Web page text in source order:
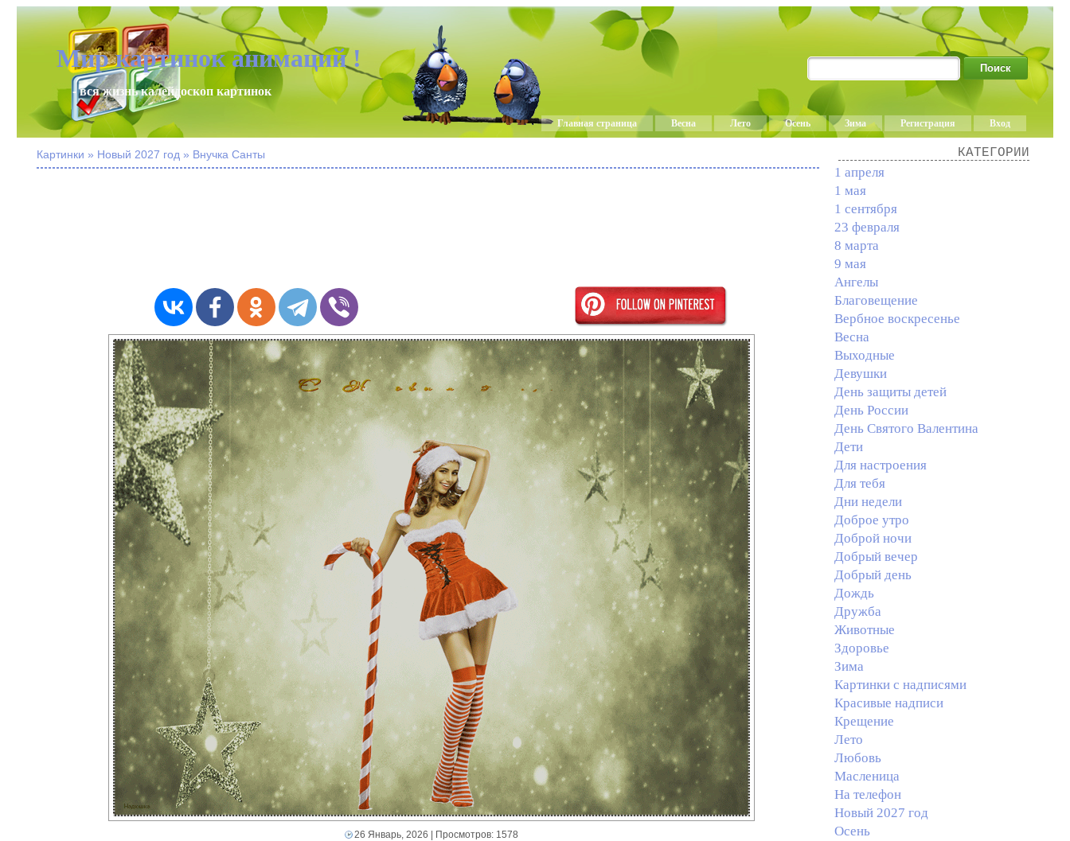
Мир картинок анимаций !
- вся жизнь калейдоскоп картинок
Главная страница Весна Лето Осень Зима Регистрация Вход
Картинки » Новый 2027 год » Внучка Санты
26 Январь, 2026 | Просмотров: 1578
КАТЕГОРИИ
1 апреля
1 мая
1 сентября
23 февраля
8 марта
9 мая
Ангелы
Благовещение
Вербное воскресенье
Весна
Выходные
Девушки
День защиты детей
День России
День Святого Валентина
Дети
Для настроения
Для тебя
Дни недели
Доброе утро
Доброй ночи
Добрый вечер
Добрый день
Дождь
Дружба
Животные
Здоровье
Зима
Картинки с надписями
Красивые надписи
Крещение
Лето
Любовь
Масленица
На телефон
Новый 2027 год
Осень